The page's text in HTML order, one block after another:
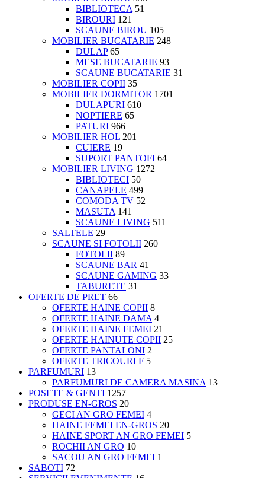
BIBLIOTECA 51
BIROURI 121
SCAUNE BIROU 105
MOBILIER BUCATARIE 248
DULAP 65
MESE BUCATARIE 93
SCAUNE BUCATARIE 31
MOBILIER COPII 35
MOBILIER DORMITOR 1701
DULAPURI 610
NOPTIERE 65
PATURI 966
MOBILIER HOL 201
CUIERE 19
SUPORT PANTOFI 64
MOBILIER LIVING 1272
BIBLIOTECI 50
CANAPELE 499
COMODA TV 52
MASUTA 141
SCAUNE LIVING 511
SALTELE 29
SCAUNE SI FOTOLII 260
FOTOLII 89
SCAUNE BAR 41
SCAUNE GAMING 33
TABURETE 31
OFERTE DE PRET 66
OFERTE HAINE COPII 8
OFERTE HAINE DAMA 4
OFERTE HAINE FEMEI 21
OFERTE HAINUTE COPII 25
OFERTE PANTALONI 2
OFERTE TRICOURI F 5
PARFUMURI 13
PARFUMURI DE CAMERA MASINA 13
POSETE & GENTI 1257
PRODUSE EN-GROS 20
GECI AN GRO FEMEI 4
HAINE FEMEI EN-GROS 20
HAINE SPORT AN GRO FEMEI 5
ROCHII AN GRO 10
SACOU AN GRO FEMEI 1
SABOTI 72